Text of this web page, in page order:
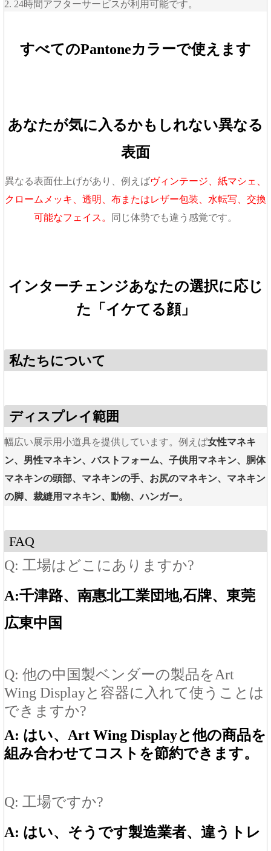
2. 24時間アフターサービスが利用可能です。
すべてのPantoneカラーで使えます
あなたが気に入るかもしれない異なる
表面
異なる表面仕上げがあり、例えばヴィンテージ、紙マシェ、
クロームメッキ、透明、布またはレザー包装、水転写、交換
可能なフェイス。
同じ体勢でも違う感覚です。
インターチェンジあなたの選択に応じ
た「イケてる顔」
私たちについて
ディスプレイ範囲
幅広い展示用小道具を提供しています。例えば女性マネキ
ン、男性マネキン、バストフォーム、子供用マネキン、胴体
マネキンの頭部、マネキンの手、お尻のマネキン、マネキン
の脚、裁縫用マネキン、動物、ハンガー。
FAQ
Q: 工場はどこにありますか?
A:千津路、南惠北工業団地,石牌、東莞
広東中国
Q: 他の中国製ベンダーの製品をArt
Wing Displayと容器に入れて使うことは
できますか?
A: はい、Art Wing Displayと他の商品を
組み合わせてコストを節約できます。
Q: 工場ですか?
A: はい、そうです製造業者、違う
トレ